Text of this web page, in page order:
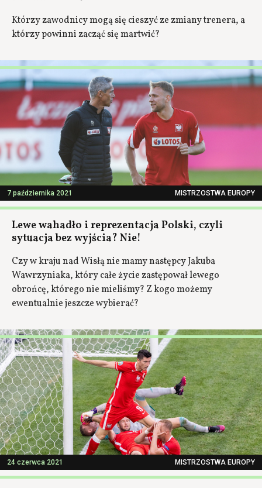
Którzy zawodnicy mogą się cieszyć ze zmiany trenera, a
którzy powinni zacząć się martwić?
7 października 2021 MISTRZOSTWA EUROPY
Lewe wahadło i reprezentacja Polski, czyli
sytuacja bez wyjścia? Nie!
Czy w kraju nad Wisłą nie mamy następcy Jakuba
Wawrzyniaka, który całe życie zastępował lewego
obrońcę, którego nie mieliśmy? Z kogo możemy
ewentualnie jeszcze wybierać?
24 czerwca 2021 MISTRZOSTWA EUROPY